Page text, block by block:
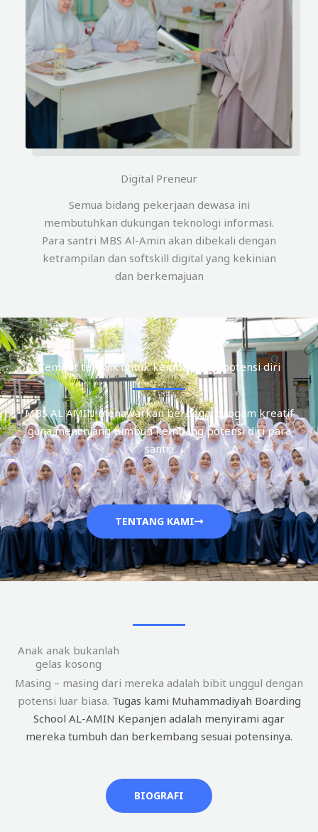
Digital Preneur
Semua bidang pekerjaan dewasa ini
membutuhkan dukungan teknologi informasi.
Para santri MBS Al-Amin akan dibekali dengan
ketrampilan dan softskill digital yang kekinian
dan berkemajuan
Tempat terbaik untuk kembangkan potensi diri
MBS AL AMIN menawarkan berbagai progam kreatif
guna menunjang tumbuh kembang potensi diri para
santri
TENTANG KAMI
Anak anak bukanlah
gelas kosong
Masing – masing dari mereka adalah bibit unggul dengan
potensi luar biasa. Tugas kami Muhammadiyah Boarding
School AL-AMIN Kepanjen adalah menyirami agar
mereka tumbuh dan berkembang sesuai potensinya.
BIOGRAFI